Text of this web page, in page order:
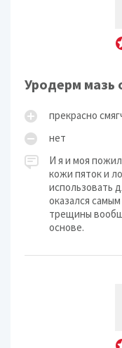
Уродерм мазь
прекрасно
нет
И я и моя
кожи пяток и
использовать
оказался
трещины
основе.